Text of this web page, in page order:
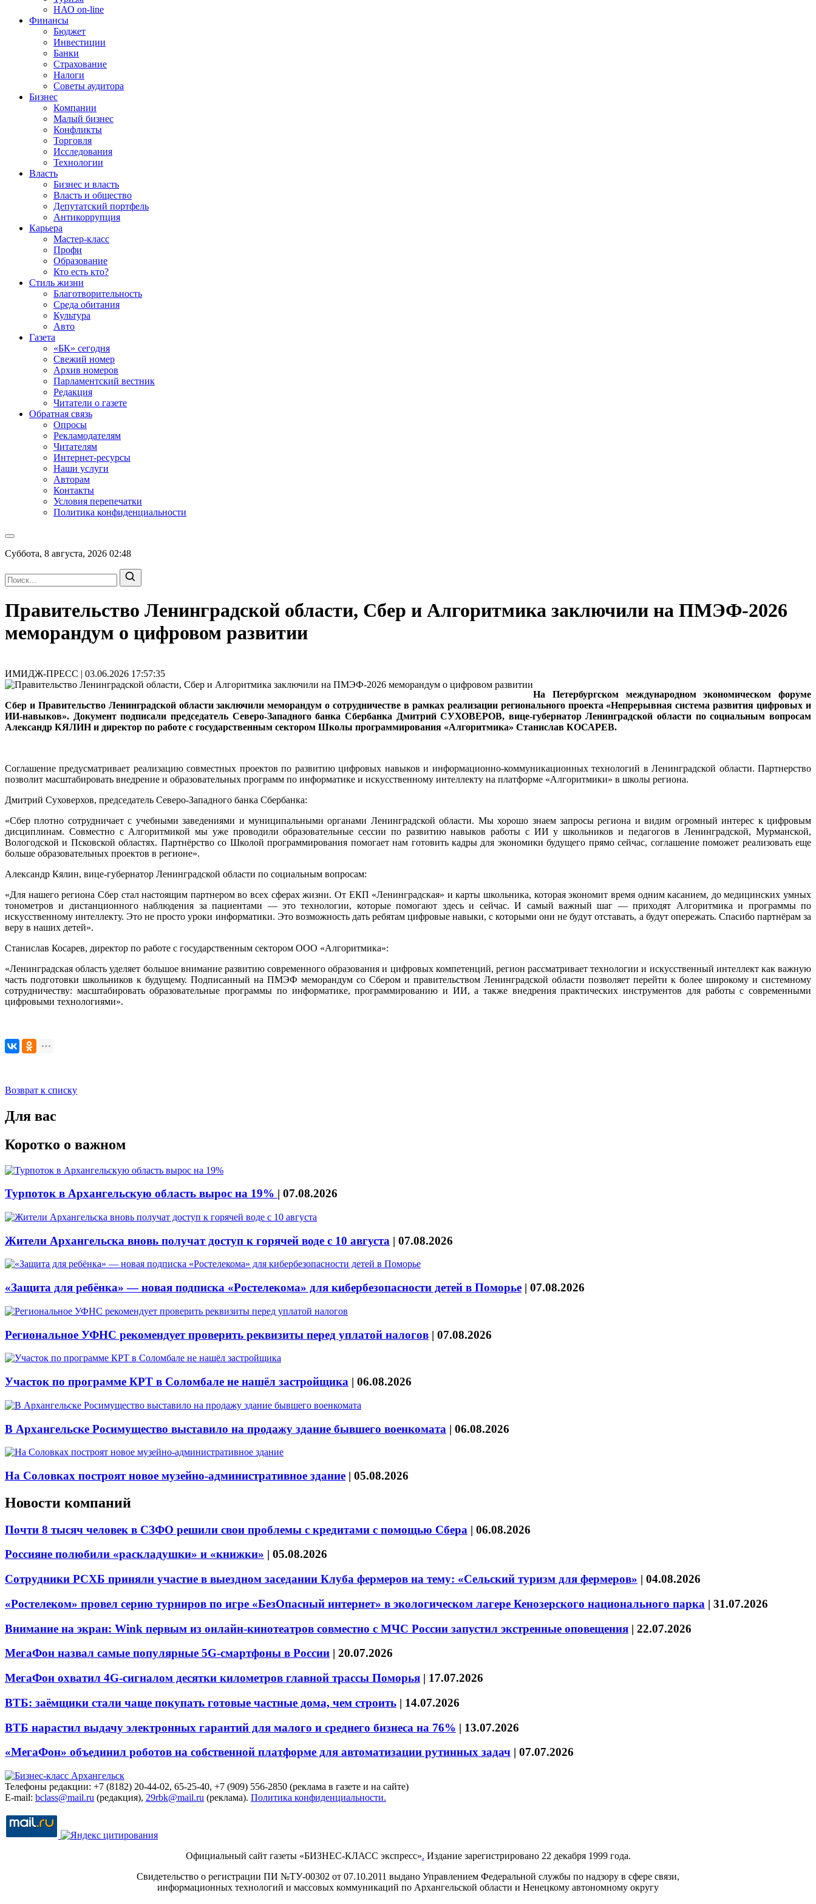
НАО on-line
Финансы
Бюджет
Инвестиции
Банки
Страхование
Налоги
Советы аудитора
Бизнес
Компании
Малый бизнес
Конфликты
Торговля
Исследования
Технологии
Власть
Бизнес и власть
Власть и общество
Депутатский портфель
Антикоррупция
Карьера
Мастер-класс
Профи
Образование
Кто есть кто?
Стиль жизни
Благотворительность
Среда обитания
Культура
Авто
Газета
«БК» сегодня
Свежий номер
Архив номеров
Парламентский вестник
Редакция
Читатели о газете
Обратная связь
Опросы
Рекламодателям
Читателям
Интернет-ресурсы
Наши услуги
Авторам
Контакты
Условия перепечатки
Политика конфиденциальности
Суббота, 8 августа, 2026 02:48
Правительство Ленинградской области, Сбер и Алгоритмика заключили на ПМЭФ-2026
меморандум о цифровом развитии
ИМИДЖ-ПРЕСС | 03.06.2026 17:57:35
На Петербургском международном экономическом форуме
Сбер и Правительство Ленинградской области заключили меморандум о сотрудничестве в рамках реализации регионального проекта «Непрерывная система развития цифровых и
ИИ-навыков». Документ подписали председатель Северо-Западного банка Сбербанка Дмитрий СУХОВЕРОВ, вице-губернатор Ленинградской области по социальным вопросам
Александр КЯЛИН и директор по работе с государственным сектором Школы программирования «Алгоритмика» Станислав КОСАРЕВ.
Соглашение предусматривает реализацию совместных проектов по развитию цифровых навыков и информационно-коммуникационных технологий в Ленинградской области. Партнерство
позволит масштабировать внедрение и образовательных программ по информатике и искусственному интеллекту на платформе «Алгоритмики» в школы региона.
Дмитрий Суховерхов, председатель Северо-Западного банка Сбербанка:
«Сбер плотно сотрудничает с учебными заведениями и муниципальными органами Ленинградской области. Мы хорошо знаем запросы региона и видим огромный интерес к цифровым
дисциплинам. Совместно с Алгоритмикой мы уже проводили образовательные сессии по развитию навыков работы с ИИ у школьников и педагогов в Ленинградской, Мурманской,
Вологодской и Псковской областях. Партнёрство со Школой программирования помогает нам готовить кадры для экономики будущего прямо сейчас, соглашение поможет реализовать еще
больше образовательных проектов в регионе».
Александр Кялин, вице-губернатор Ленинградской области по социальным вопросам:
«Для нашего региона Сбер стал настоящим партнером во всех сферах жизни. От ЕКП «Ленинградская» и карты школьника, которая экономит время одним касанием, до медицинских умных
тонометров и дистанционного наблюдения за пациентами — это технологии, которые помогают здесь и сейчас. И самый важный шаг — приходят Алгоритмика и программы по
искусственному интеллекту. Это не просто уроки информатики. Это возможность дать ребятам цифровые навыки, с которыми они не будут отставать, а будут опережать. Спасибо партнёрам за
веру в наших детей».
Станислав Косарев, директор по работе с государственным сектором ООО «Алгоритмика»:
«Ленинградская область уделяет большое внимание развитию современного образования и цифровых компетенций, регион рассматривает технологии и искусственный интеллект как важную
часть подготовки школьников к будущему. Подписанный на ПМЭФ меморандум со Сбером и правительством Ленинградской области позволяет перейти к более широкому и системному
сотрудничеству: масштабировать образовательные программы по информатике, программированию и ИИ, а также внедрения практических инструментов для работы с современными
цифровыми технологиями».
Возврат к списку
Для вас
Коротко о важном
Турпоток в Архангельскую область вырос на 19% | 07.08.2026
Жители Архангельска вновь получат доступ к горячей воде с 10 августа | 07.08.2026
«Защита для ребёнка» — новая подписка «Ростелекома» для кибербезопасности детей в Поморье | 07.08.2026
Региональное УФНС рекомендует проверить реквизиты перед уплатой налогов | 07.08.2026
Участок по программе КРТ в Соломбале не нашёл застройщика | 06.08.2026
В Архангельске Росимущество выставило на продажу здание бывшего военкомата | 06.08.2026
На Соловках построят новое музейно-административное здание | 05.08.2026
Новости компаний
Почти 8 тысяч человек в СЗФО решили свои проблемы с кредитами с помощью Сбера | 06.08.2026
Россияне полюбили «раскладушки» и «книжки» | 05.08.2026
Сотрудники РСХБ приняли участие в выездном заседании Клуба фермеров на тему: «Сельский туризм для фермеров» | 04.08.2026
«Ростелеком» провел серию турниров по игре «БезОпасный интернет» в экологическом лагере Кенозерского национального парка | 31.07.2026
Внимание на экран: Wink первым из онлайн-кинотеатров совместно с МЧС России запустил экстренные оповещения | 22.07.2026
МегаФон назвал самые популярные 5G-смартфоны в России | 20.07.2026
МегаФон охватил 4G-сигналом десятки километров главной трассы Поморья | 17.07.2026
ВТБ: заёмщики стали чаще покупать готовые частные дома, чем строить | 14.07.2026
ВТБ нарастил выдачу электронных гарантий для малого и среднего бизнеса на 76% | 13.07.2026
«МегаФон» объединил роботов на собственной платформе для автоматизации рутинных задач | 07.07.2026
Телефоны редакции: +7 (8182) 20-44-02, 65-25-40, +7 (909) 556-2850 (реклама в газете и на сайте)
E-mail: bclass@mail.ru (редакция), 29rbk@mail.ru (реклама). Политика конфиденциальности.
Официальный сайт газеты «БИЗНЕС-КЛАСС экспресс». Издание зарегистрировано 22 декабря 1999 года.
Свидетельство о регистрации ПИ №ТУ-00302 от 07.10.2011 выдано Управлением Федеральной службы по надзору в сфере связи,
информационных технологий и массовых коммуникаций по Архангельской области и Ненецкому автономному округу